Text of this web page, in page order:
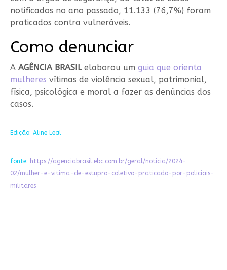
notificados no ano passado, 11.133 (76,7%) foram
praticados contra vulneráveis.
Como denunciar
A AGÊNCIA BRASILelaborou um guia que orienta
mulheres vítimas de violência sexual, patrimonial,
física, psicológica e moral a fazer as denúncias dos
casos.
Edição: Aline Leal
fonte: https://agenciabrasil.ebc.com.br/geral/noticia/2024-
02/mulher-e-vitima-de-estupro-coletivo-praticado-por-policiais-
militares